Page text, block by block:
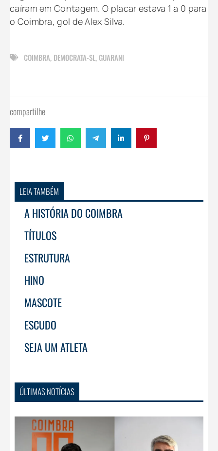
caíram em Contagem. O placar estava 1 a 0 para
o Coimbra, gol de Alex Silva.
COIMBRA, DEMOCRATA-SL, GUARANI
compartilhe
LEIA TAMBÉM
A HISTÓRIA DO COIMBRA
TÍTULOS
ESTRUTURA
HINO
MASCOTE
ESCUDO
SEJA UM ATLETA
ÚLTIMAS NOTÍCIAS